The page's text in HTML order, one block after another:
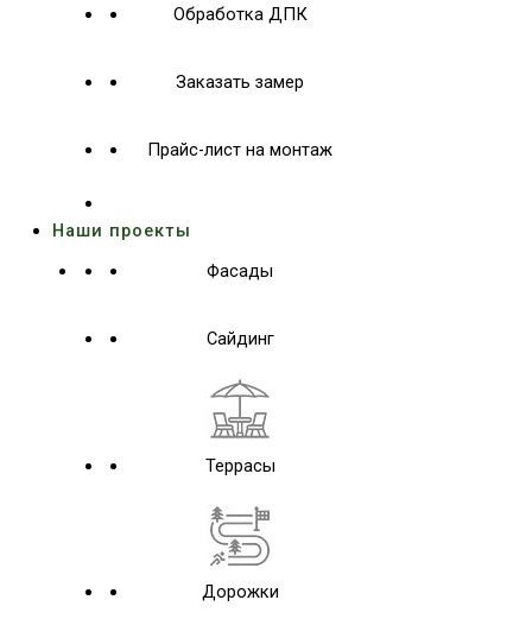
Обработка ДПК
Заказать замер
Прайс-лист на монтаж
Наши проекты
Фасады
Сайдинг
Террасы
Дорожки